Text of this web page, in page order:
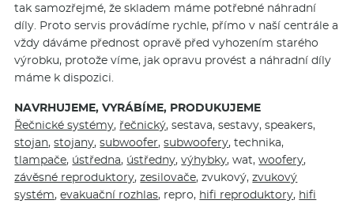
tak samozřejmé, že skladem máme potřebné náhradní
díly. Proto servis provádíme rychle, přímo v naší centrále a
vždy dáváme přednost opravě před vyhozením starého
výrobku, protože víme, jak opravu provést a náhradní díly
máme k dispozici.
NAVRHUJEME, VYRÁBÍME, PRODUKUJEME
Řečnické systémy, řečnický, sestava, sestavy, speakers,
stojan,stojany,subwoofer,subwoofery, technika,
tlampače, ústředna, ústředny,výhybky, wat,woofery,
závěsné reproduktory,zesilovače, zvukový,zvukový
systém,evakuační rozhlas, repro, hifi reproduktory, hifi